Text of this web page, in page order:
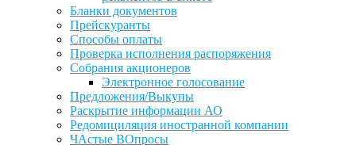
Бланки документов
Прейскуранты
Способы оплаты
Проверка исполнения распоряжения
Собрания акционеров
Электронное голосование
Предложения/Выкупы
Раскрытие информации АО
Редомициляция иностранной компании
ЧАстые ВОпросы